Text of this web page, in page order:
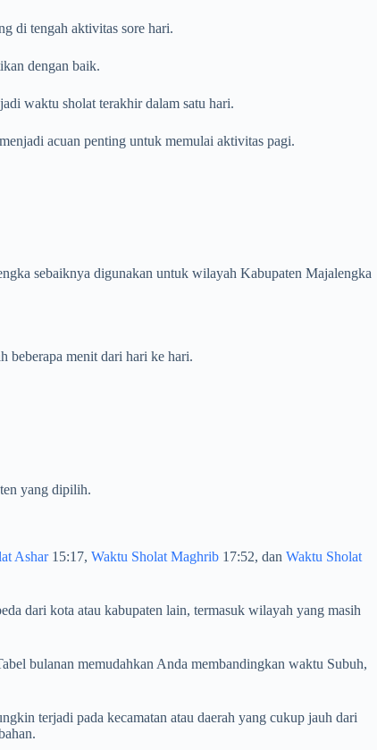
di tengah aktivitas sore hari.
dengan baik.
waktu sholat terakhir dalam satu hari.
acuan penting untuk memulai aktivitas pagi.
sebaiknya digunakan untuk wilayah Kabupaten Majalengka
beberapa menit dari hari ke hari.
yang dipilih.
Ashar15:17, Waktu Sholat Maghrib 17:52, dan Waktu Sholat
dari kota atau kabupaten lain, termasuk wilayah yang masih
bulanan memudahkan Anda membandingkan waktu Subuh,
terjadi pada kecamatan atau daerah yang cukup jauh dari